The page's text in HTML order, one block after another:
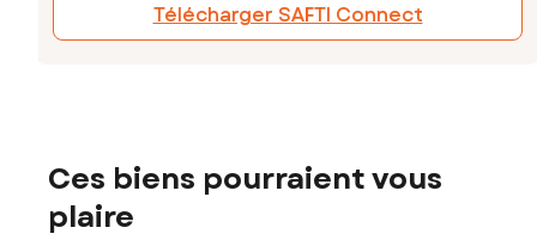
Télécharger SAFTI Connect
Ces biens pourraient vous
plaire